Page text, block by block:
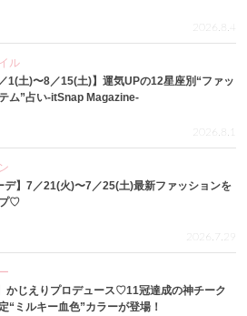
2026.8.4
ル
1(土)〜8／15(土)】運気UPの12星座別“ファッ
ム”占い-itSnap Magazine-
2026.8.1
デ】7／21(火)〜7／25(土)最新ファッションを
プ♡
2026.7.29
かじえりプロデュース♡11冠達成の神チーク
“ミルキー血色”カラーが登場！